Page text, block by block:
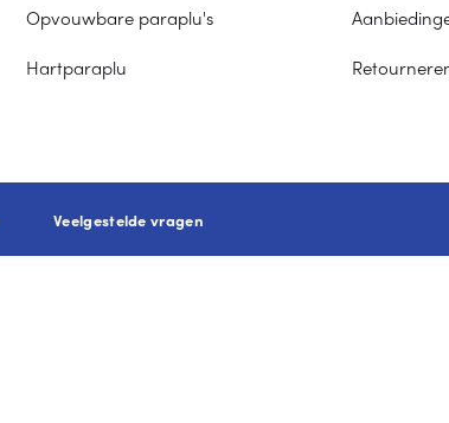
Opvouwbare paraplu's
Hartparaplu
Veelgestelde vragen